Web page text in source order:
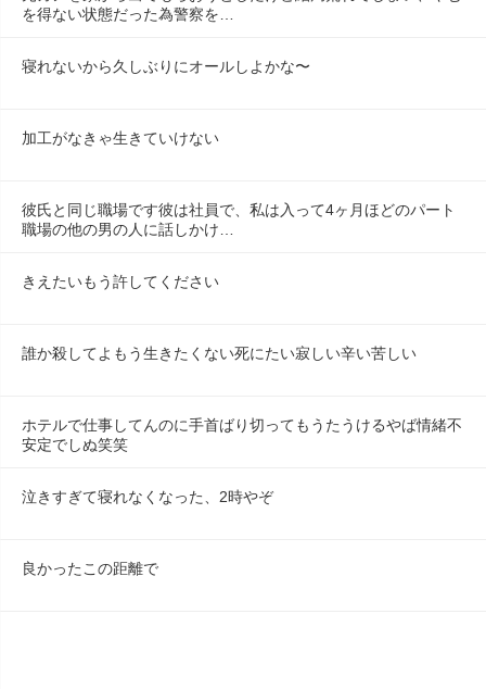
を得ない状態だった為警察を…
寝れないから久しぶりにオールしよかな〜
加工がなきゃ生きていけない
彼氏と同じ職場です彼は社員で、私は入って4ヶ月ほどのパート
職場の他の男の人に話しかけ…
きえたいもう許してください
誰か殺してよもう生きたくない死にたい寂しい辛い苦しい
ホテルで仕事してんのに手首ばり切ってもうたうけるやば情緒不
安定でしぬ笑笑
泣きすぎて寝れなくなった、2時やぞ
良かったこの距離で